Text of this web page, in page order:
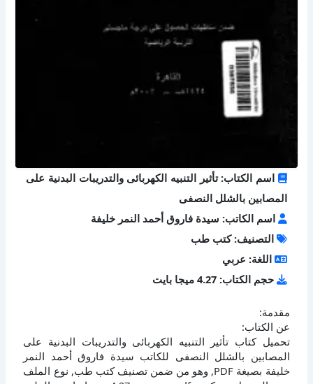
اسم الكتاب: تأثير التنبيه الكهربائى والتدريبات البدنية على
المصابين بالشلل النصفى
اسم الكاتب: سيدة فاروق أحمد النمر خليفة
التصنيف: كتب طب
اللغة: عربي
حجم الكتاب: 4.27 ميجا بايت
مقدمة:
عن الكتاب:
تحميل كتاب تأثير التنبيه الكهربائى والتدريبات البدنية على
المصابين بالشلل النصفى للكاتب سيدة فاروق أحمد النمر
خليفة بصيغة PDF, وهو من ضمن تصنيف كتب طب, نوع الملف